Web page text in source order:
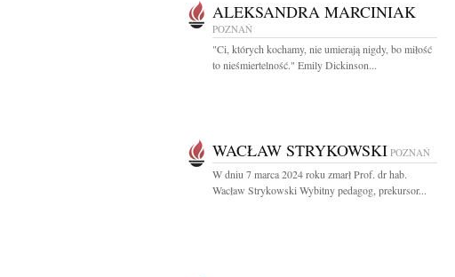
ALEKSANDRA MARCINIAK
POZNAŃ
"Ci, których kochamy, nie umierają nigdy, bo miłość
to nieśmiertelność." Emily Dickinson...
WACŁAW STRYKOWSKI POZNAŃ
W dniu 7 marca 2024 roku zmarł Prof. dr hab.
Wacław Strykowski Wybitny pedagog, prekursor...